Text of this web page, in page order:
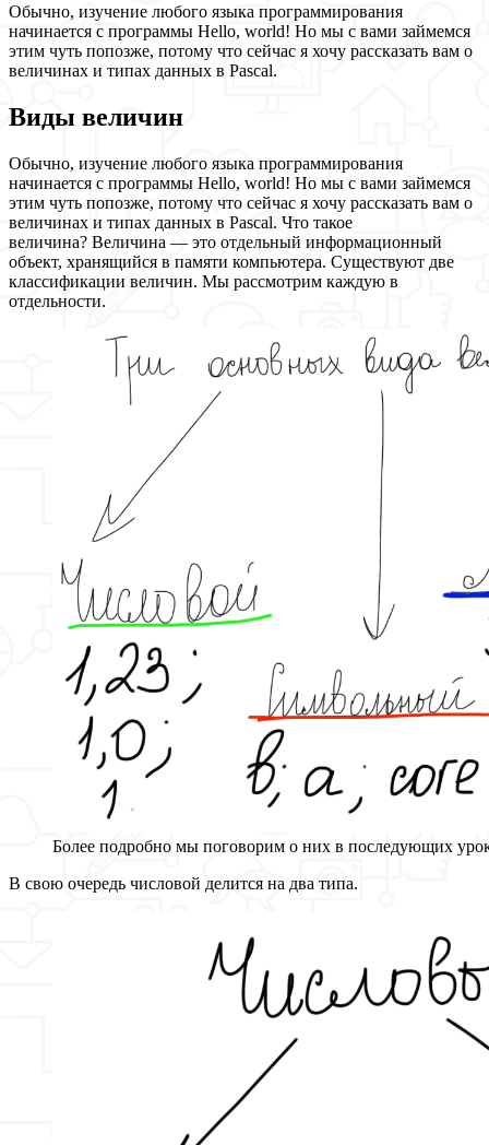
Обычно, изучение любого языка программирования
начинается с программы Hello, world! Но мы с вами займемся
этим чуть попозже, потому что сейчас я хочу рассказать вам о
величинах и типах данных в Pascal.
Виды величин
Обычно, изучение любого языка программирования
начинается с программы Hello, world! Но мы с вами займемся
этим чуть попозже, потому что сейчас я хочу рассказать вам о
величинах и типах данных в Pascal. Что такое
величина? Величина — это отдельный информационный
объект, хранящийся в памяти компьютера. Существуют две
классификации величин. Мы рассмотрим каждую в
отдельности.
Более подробно мы поговорим о них в последующих
В свою очередь числовой делится на два типа.